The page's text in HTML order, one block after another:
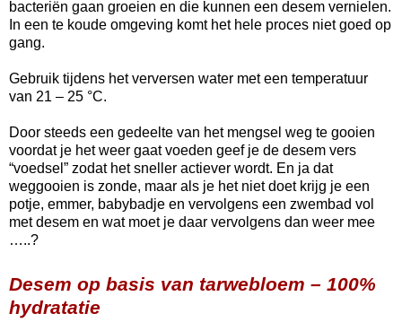
bacteriën gaan groeien en die kunnen een desem vernielen.
In een te koude omgeving komt het hele proces niet goed op
gang.
Gebruik tijdens het verversen water met een temperatuur
van 21 – 25 °C.
Door steeds een gedeelte van het mengsel weg te gooien
voordat je het weer gaat voeden geef je de desem vers
“voedsel” zodat het sneller actiever wordt. En ja dat
weggooien is zonde, maar als je het niet doet krijg je een
potje, emmer, babybadje en vervolgens een zwembad vol
met desem en wat moet je daar vervolgens dan weer mee
…..?
Desem op basis van tarwebloem – 100%
hydratatie